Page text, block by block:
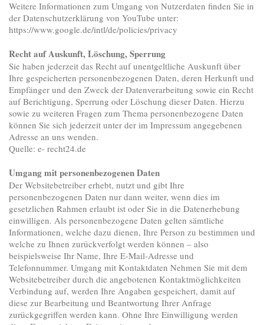
Weitere Informationen zum Umgang von Nutzerdaten finden Sie in
der Datenschutzerklärung von YouTube unter:
https://www.google.de/intl/de/policies/privacy
Recht auf Auskunft, Löschung, Sperrung
Sie haben jederzeit das Recht auf unentgeltliche Auskunft über
Ihre gespeicherten personenbezogenen Daten, deren Herkunft und
Empfänger und den Zweck der Datenverarbeitung sowie ein Recht
auf Berichtigung, Sperrung oder Löschung dieser Daten. Hierzu
sowie zu weiteren Fragen zum Thema personenbezogene Daten
können Sie sich jederzeit unter der im Impressum angegebenen
Adresse an uns wenden.
Quelle: e- recht24.de
Umgang mit personenbezogenen Daten
Der Websitebetreiber erhebt, nutzt und gibt Ihre
personenbezogenen Daten nur dann weiter, wenn dies im
gesetzlichen Rahmen erlaubt ist oder Sie in die Datenerhebung
einwilligen. Als personenbezogene Daten gelten sämtliche
Informationen, welche dazu dienen, Ihre Person zu bestimmen und
welche zu Ihnen zurückverfolgt werden können – also
beispielsweise Ihr Name, Ihre E-Mail-Adresse und
Telefonnummer. Umgang mit Kontaktdaten Nehmen Sie mit dem
Websitebetreiber durch die angebotenen Kontaktmöglichkeiten
Verbindung auf, werden Ihre Angaben gespeichert, damit auf
diese zur Bearbeitung und Beantwortung Ihrer Anfrage
zurückgegriffen werden kann. Ohne Ihre Einwilligung werden